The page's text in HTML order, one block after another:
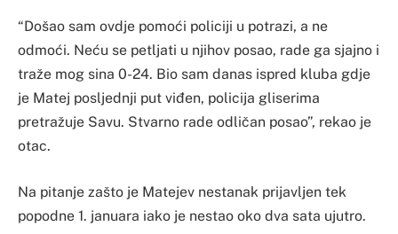
“Došao sam ovdje pomoći policiji u potrazi, a ne
odmoći. Neću se petljati u njihov posao, rade ga sjajno i
traže mog sina 0-24. Bio sam danas ispred kluba gdje
je Matej posljednji put viđen, policija gliserima
pretražuje Savu. Stvarno rade odličan posao”, rekao je
otac.
Na pitanje zašto je Matejev nestanak prijavljen tek
popodne 1. januara iako je nestao oko dva sata ujutro.